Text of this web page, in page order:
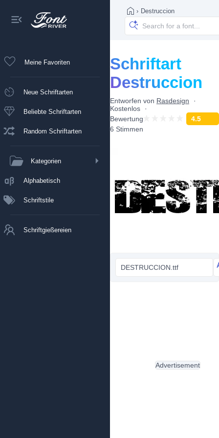
Meine Favoriten
Neue Schriftarten
Beliebte Schriftarten
Random Schriftarten
Kategorien
Alphabetisch
Schriftstile
Schriftgießereien
› Destruccion
Schriftart
Destruccion
Entworfen von Rasdesign
Kostenlos
Bewertung
4.5
6 Stimmen
DESTRUCCION.ttf
Advertisement